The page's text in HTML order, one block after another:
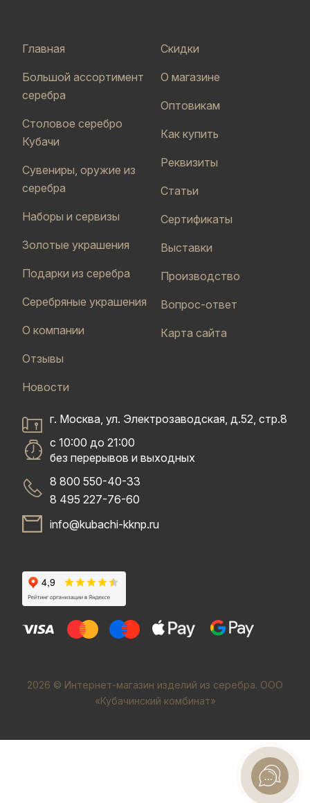
Главная
Большой ассортимент
серебра
Столовое серебро
Кубачи
Сувениры, оружие из
серебра
Наборы и сервизы
Золотые украшения
Подарки из серебра
Серебряные украшения
О компании
Отзывы
Новости
Скидки
О магазине
Оптовикам
Как купить
Реквизиты
Статьи
Сертификаты
Выставки
Производство
Вопрос-ответ
Карта сайта
г. Москва, ул. Электрозаводская, д.52, стр.8
с 10:00 до 21:00
без перерывов и выходных
8 800 550-40-33
8 495 227-76-60
info@kubachi-kknp.ru
2026 © Интернет-магазин изделий из серебра. ООО
«Кубачинский комбинат»